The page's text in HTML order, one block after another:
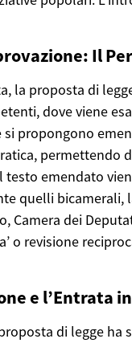
Il
la proposta di
dove viene
propongono
permettendo
testo emendato
quelli bicamerali,
Camera dei
o revisione
e l’Entrata
di legge ha